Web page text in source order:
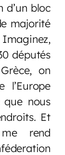
bloc
majorité
députés
on
nous
Et
rend